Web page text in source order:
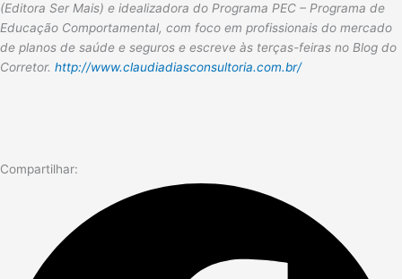
(Editora Ser Mais) e idealizadora do Programa PEC – Programa de
Educação Comportamental, com foco em profissionais do mercado
de planos de saúde e seguros e escreve às terças-feiras no Blog do
Corretor. http://www.claudiadiasconsultoria.com.br/
Compartilhar: